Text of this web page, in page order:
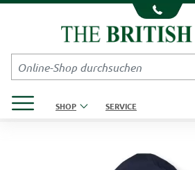
Kompletten Head der Seite überspringen
SHOP SERVICE